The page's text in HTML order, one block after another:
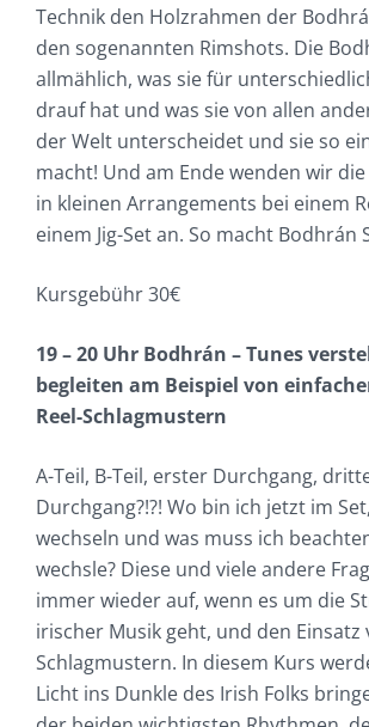
Technik den Holzrahmen der
den sogenannten Rimshots. Die
allmählich, was sie für
drauf hat und was sie von allen
der Welt unterscheidet und sie so
macht! Und am Ende wenden wir
in kleinen Arrangements bei einem
einem Jig-Set an. So macht Bodhrán
Kursgebühr 30€
19 – 20 Uhr Bodhrán – Tunes
begleiten am Beispiel von
Reel-Schlagmustern
A-Teil, B-Teil, erster Durchgang,
Durchgang?!?! Wo bin ich jetzt im
wechseln und was muss ich
wechsle? Diese und viele andere
immer wieder auf, wenn es um die
irischer Musik geht, und den Einsatz
Schlagmustern. In diesem Kurs
Licht ins Dunkle des Irish Folks